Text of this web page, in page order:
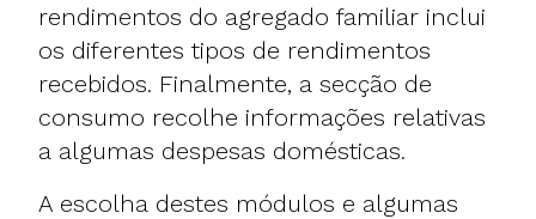
rendimentos do agregado familiar inclui
os diferentes tipos de rendimentos
recebidos. Finalmente, a secção de
consumo recolhe informações relativas
a algumas despesas domésticas.
A escolha destes módulos e algumas